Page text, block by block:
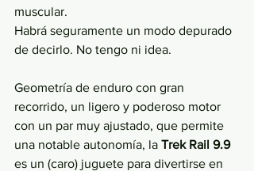
muscular.
Habrá seguramente un modo depurado
de decirlo. No tengo ni idea.
Geometría de enduro con gran
recorrido, un ligero y poderoso motor
con un par muy ajustado, que permite
una notable autonomía, la Trek Rail 9.9
es un (caro) juguete para divertirse en